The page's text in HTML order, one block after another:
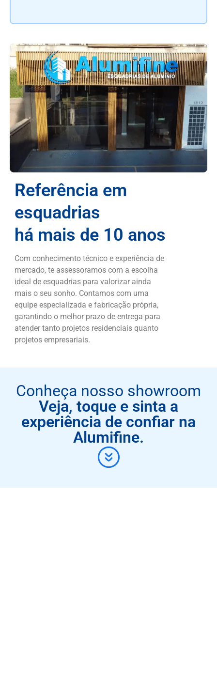
Referência em
esquadrias
há mais de 10 anos
Com conhecimento técnico e experiência de
mercado, te assessoramos com a escolha
ideal de esquadrias para valorizar ainda
mais o seu sonho. Contamos com uma
equipe especializada e fabricação própria,
garantindo o melhor prazo de entrega para
atender tanto projetos residenciais quanto
projetos empresariais.
Conheça nosso showroom
Veja, toque e sinta a
experiência de confiar na
Alumifine.